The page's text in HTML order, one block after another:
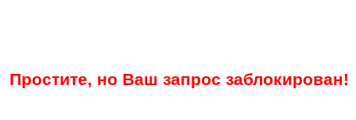
Простите, но Ваш запрос заблокирован!